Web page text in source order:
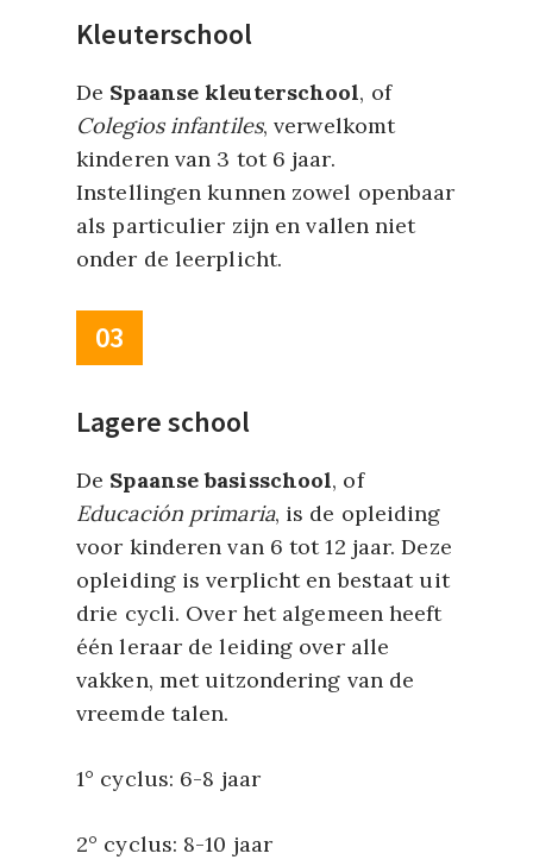
Kleuterschool
De Spaanse kleuterschool, of
Colegios infantiles, verwelkomt
kinderen van 3 tot 6 jaar.
Instellingen kunnen zowel openbaar
als particulier zijn en vallen niet
onder de leerplicht.
03
Lagere school
De Spaanse basisschool, of
Educación primaria, is de opleiding
voor kinderen van 6 tot 12 jaar. Deze
opleiding is verplicht en bestaat uit
drie cycli. Over het algemeen heeft
één leraar de leiding over alle
vakken, met uitzondering van de
vreemde talen.
1° cyclus: 6-8 jaar
2° cyclus: 8-10 jaar